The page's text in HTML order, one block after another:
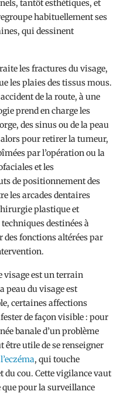
tantôt esthétiques, et
habituellement ses
qui dessinent
les fractures du visage,
les plaies des tissus mous.
de la route, à une
prend en charge les
des sinus ou de la peau
pour retirer la tumeur,
par l’opération ou la
et les
de positionnement des
les arcades dentaires
plastique et
destinées à
des fonctions altérées par
visage est un terrain
peau du visage est
certaines affections
de façon visible : pour
banale d’un problème
être utile de se renseigner
, qui touche
du cou. Cette vigilance vaut
pour la surveillance